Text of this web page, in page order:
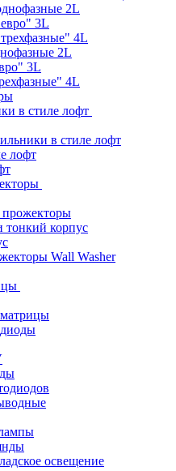
2L
3L
4L
2L
3L
4L
в стиле лофт
в стиле лофт
лофт
тонкий корпус
Wall Washer
освещение